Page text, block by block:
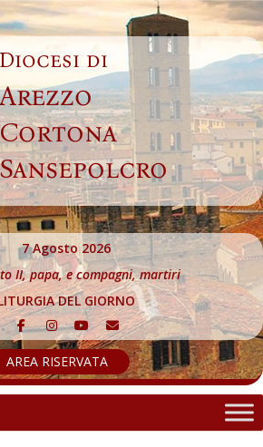
Diocesi di
7 Agosto 2026
II, papa, e compagni, martiri
DEL GIORNO
AREA RISERVATA